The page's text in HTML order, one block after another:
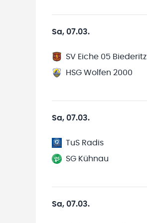
Sa, 07.03.
SV Eiche 05 Biederitz
HSG Wolfen 2000
Sa, 07.03.
TuS Radis
SG Kühnau
Sa, 07.03.